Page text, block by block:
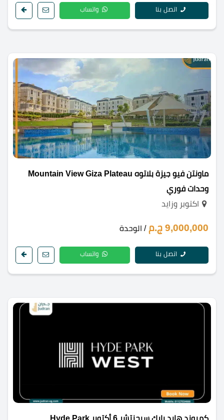
اتصل بنا واتساب
ماونتن فيو جيزة بلاتوه Mountain View Giza Plateau
وحدات فوري
اكتوبر وزايد
9,000,000 ج.م / الوحدة
اتصل بنا واتساب
كمبوند هايد بارك سيجنتشر 6 أكتوبر Hyde Park